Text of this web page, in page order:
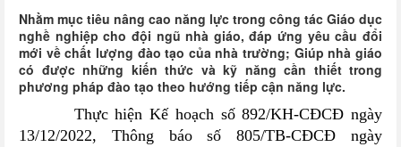
Nhằm mục tiêu nâng cao năng lực trong công tác Giáo dục
nghề nghiệp cho đội ngũ nhà giáo, đáp ứng yêu cầu đổi
mới về chất lượng đào tạo của nhà trường; Giúp nhà giáo
có được những kiến thức và kỹ năng cần thiết trong
phương pháp đào tạo theo hướng tiếp cận năng lực.
Thực hiện Kế hoạch số892/KH-CĐCĐ ngày
13/12/2022, Thông báo số 805/TB-CĐCĐ ngày